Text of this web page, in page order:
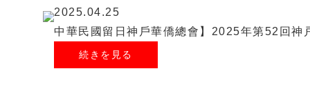
2025.04.25
中華民國留日神戶華僑總會】2025年第52回神
続きを見る